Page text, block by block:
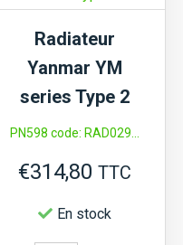
Radiateur
Yanmar YM
series Type 2
PN598 code: RAD029...
€314,80 TTC
En stock